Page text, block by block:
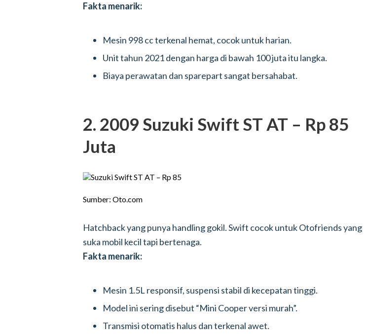
Fakta menarik:
Mesin 998 cc terkenal hemat, cocok untuk harian.
Unit tahun 2021 dengan harga di bawah 100 juta itu langka.
Biaya perawatan dan sparepart sangat bersahabat.
2. 2009 Suzuki Swift ST AT – Rp 85
Juta
Sumber: Oto.com
Hatchback yang punya handling gokil. Swift cocok untuk Otofriends yang
suka mobil kecil tapi bertenaga.
Fakta menarik:
Mesin 1.5L responsif, suspensi stabil di kecepatan tinggi.
Model ini sering disebut “Mini Cooper versi murah”.
Transmisi otomatis halus dan terkenal awet.